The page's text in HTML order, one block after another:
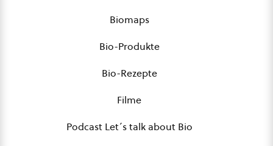
Biomaps
Bio-Produkte
Bio-Rezepte
Filme
Podcast Let´s talk about Bio